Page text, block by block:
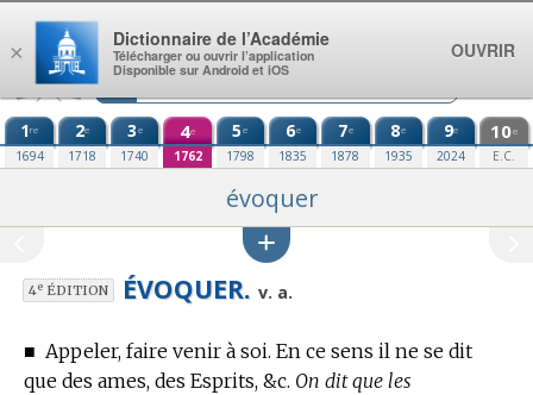
Aller au contenu
1re
1694
2e
1718
3e
1740
4e
1762
5e
1798
6e
1835
7e
1878
8e
1935
9e
2024
10e
E.C.
évoquer
4eÉDITION ÉVOQUER. v. a.
■ Appeler, faire venir à soi. En ce sens il ne se dit
que des ames, des Esprits, &c. On dit que les
×
Dictionnaire de l’Académie
Télécharger ou ouvrir l’application
Disponible sur Android et iOS
OUVRIR